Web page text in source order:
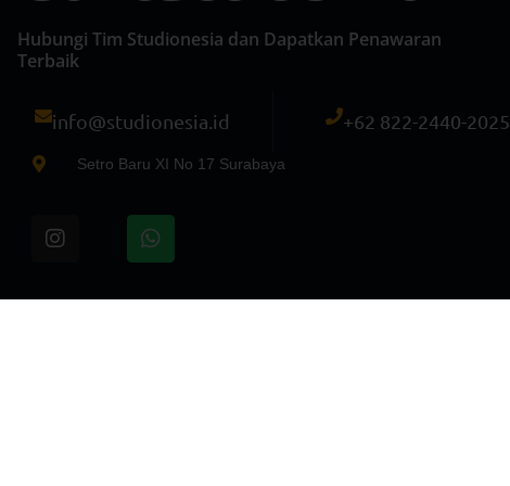
Hubungi Tim Studionesia dan Dapatkan Penawaran
Terbaik
info@studionesia.id +62 822-2440-2025
Setro Baru XI No 17 Surabaya